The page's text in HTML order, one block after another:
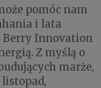
pomóc nam
i lata
Berry Innovation
Z myślą o
marże,